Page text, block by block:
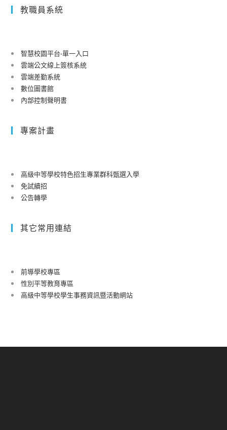
教職員系統
智慧校園平台-單一入口
雲端公文線上簽核系統
雲端差勤系統
數位圖書館
內部控制聲明書
專案計畫
高級中等學校特色招生專業群科甄選入學
免試續招
公告轉學
其它常用連結
前導學校專區
性別平等教育專區
高級中等學校學生事務資訊暨活動網站